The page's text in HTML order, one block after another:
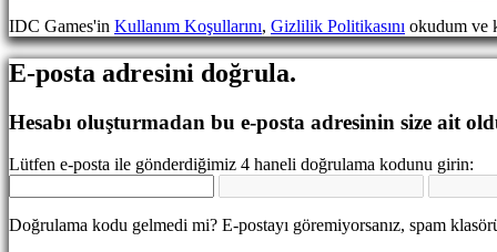
Medya
Oyuncu
Rehberi
Gifts
Plays
IDC Games'in Kullanım Koşullarını, Gizlilik Politikasını okudum ve
E-posta adresini doğrula.
Hesabı oluşturmadan bu e-posta adresinin size ait
Lütfen e-posta ile gönderdiğimiz 4 haneli doğrulama kodunu girin:
Doğrulama kodu gelmedi mi? E-postayı göremiyorsanız, spam